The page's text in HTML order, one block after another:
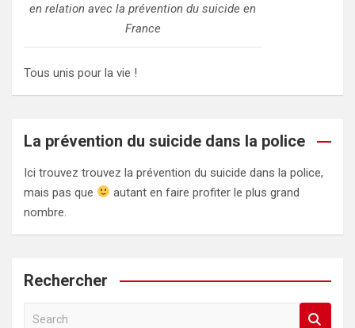
en relation avec la prévention du suicide en
France
Tous unis pour la vie !
La prévention du suicide dans la police
Ici trouvez trouvez la prévention du suicide dans la police,
mais pas que
autant en faire profiter le plus grand
nombre.
Rechercher